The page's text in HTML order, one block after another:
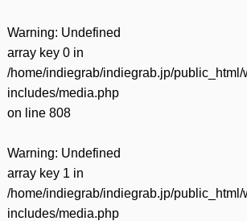
Warning: Undefined
array key 0 in
/home/indiegrab/indiegrab.jp/public_html/
includes/media.php
on line 808
Warning: Undefined
array key 1 in
/home/indiegrab/indiegrab.jp/public_html/
includes/media.php